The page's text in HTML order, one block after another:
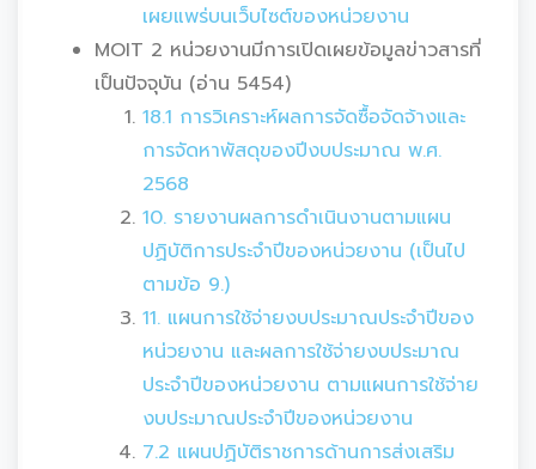
เผยแพร่บนเว็บไซต์ของหน่วยงาน
MOIT 2 หน่วยงานมีการเปิดเผยข้อมูลข่าวสารที่
เป็นปัจจุบัน (อ่าน 5454)
18.1 การวิเคราะห์ผลการจัดซื้อจัดจ้างและ
การจัดหาพัสดุของปีงบประมาณ พ.ศ.
2568
10. รายงานผลการดำเนินงานตามแผน
ปฏิบัติการประจำปีของหน่วยงาน (เป็นไป
ตามข้อ 9.)
11. แผนการใช้จ่ายงบประมาณประจำปีของ
หน่วยงาน และผลการใช้จ่ายงบประมาณ
ประจำปีของหน่วยงาน ตามแผนการใช้จ่าย
งบประมาณประจำปีของหน่วยงาน
7.2 แผนปฏิบัติราชการด้านการส่งเสริม